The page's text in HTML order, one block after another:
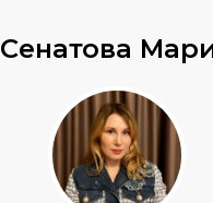
Сенатова